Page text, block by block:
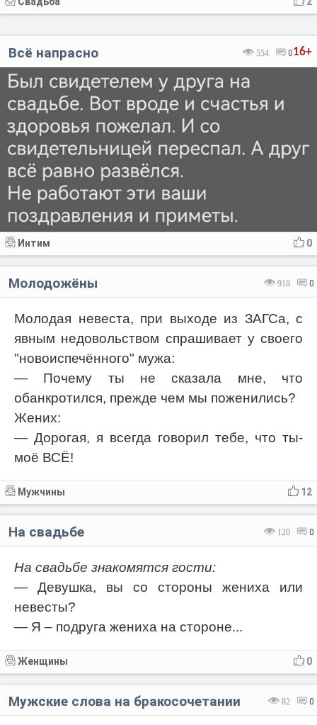
16+
554 0
Всё напрасно
0
Интим
918 0
Молодожёны
Молодая невеста, при выходе из ЗАГСа, с
явным недовольством спрашивает у своего
"новоиспечённого" мужа:
— Почему ты не сказала мне, что
обанкротился, прежде чем мы поженились?
Жених:
— Дорогая, я всегда говорил тебе, что ты-
моё ВСЁ!
12
Мужчины
120 0
На свадьбе
На свадьбе знакомятся гости:
— Девушка, вы со стороны жениха или
невесты?
— Я – подруга жениха на стороне...
0
Женщины
82 0
Мужские слова на бракосочетании